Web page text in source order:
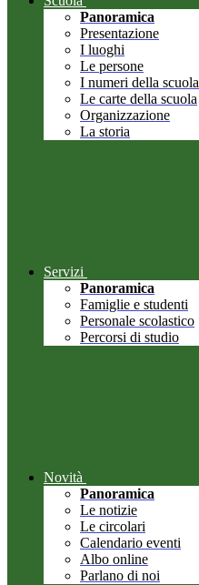
Panoramica
Presentazione
I luoghi
Le persone
I numeri della scuola
Le carte della scuola
Organizzazione
La storia
Servizi
Panoramica
Famiglie e studenti
Personale scolastico
Percorsi di studio
Novità
Panoramica
Le notizie
Le circolari
Calendario eventi
Albo online
Parlano di noi